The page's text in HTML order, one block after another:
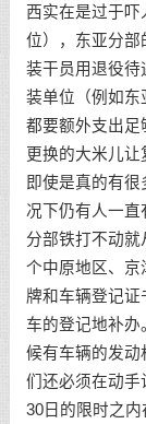
西实在是过于
位），东亚分部
装干员用退役待
装单位（例如东
都要额外支出足
更换的大米儿让
即使是真的有
况下仍有人一
分部铁打不动就
个中原地区、京
牌和车辆登记
车的登记地补
候有车辆的发动
们还必须在动手
30日的限时之